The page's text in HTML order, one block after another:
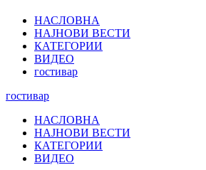
НАСЛОВНА
НАЈНОВИ ВЕСТИ
КАТЕГОРИИ
ВИДЕО
гостивар
гостивар
НАСЛОВНА
НАЈНОВИ ВЕСТИ
КАТЕГОРИИ
ВИДЕО